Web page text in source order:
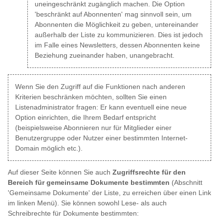
uneingeschränkt zugänglich machen. Die Option
'beschränkt auf Abonnenten' mag sinnvoll sein, um
Abonnenten die Möglichkeit zu geben, untereinander
außerhalb der Liste zu kommunizieren. Dies ist jedoch
im Falle eines Newsletters, dessen Abonnenten keine
Beziehung zueinander haben, unangebracht.
Wenn Sie den Zugriff auf die Funktionen nach anderen
Kriterien beschränken möchten, sollten Sie einen
Listenadministrator fragen: Er kann eventuell eine neue
Option einrichten, die Ihrem Bedarf entspricht
(beispielsweise Abonnieren nur für Mitglieder einer
Benutzergruppe oder Nutzer einer bestimmten Internet-
Domain möglich etc.).
Auf dieser Seite können Sie auch Zugriffsrechte für den
Bereich für gemeinsame Dokumente bestimmten (Abschnitt
'Gemeinsame Dokumente' der Liste, zu erreichen über einen Link
im linken Menü). Sie können sowohl Lese- als auch
Schreibrechte für Dokumente bestimmten: